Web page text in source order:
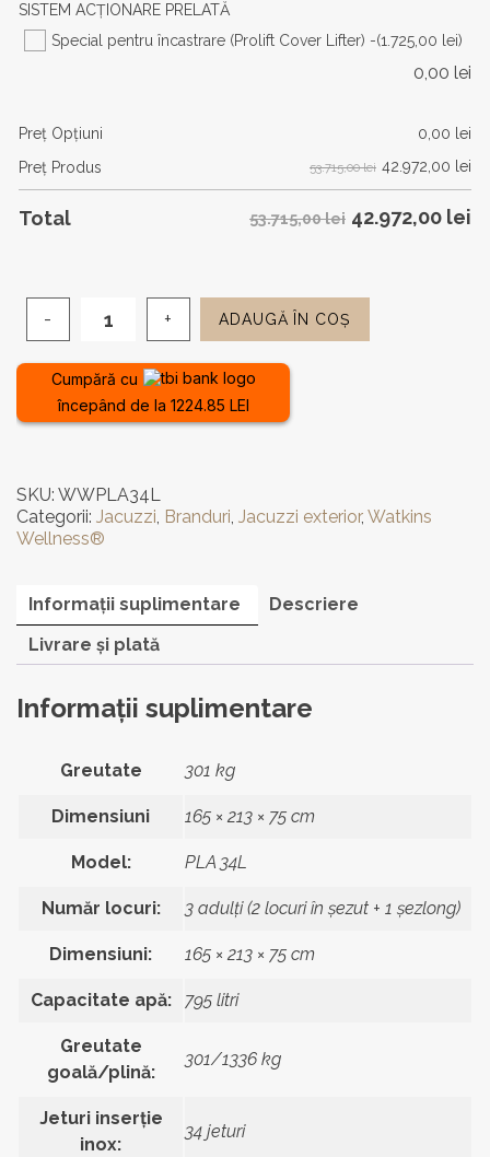
SISTEM ACȚIONARE PRELATĂ
Special pentru încastrare (Prolift Cover Lifter) -(1.725,00 lei)
0,00 lei
Preţ Opţiuni 0,00 lei
Preţ Produs
53.715,00 lei 42.972,00 lei
Total 53.715,00 lei 42.972,00 lei
de
PLA
locuri,
SUA
ADAUGĂ ÎN COȘ
Cumpără cu
începând de la 1224.85 LEI
SKU: WWPLA34L
Categorii: Jacuzzi, Branduri, Jacuzzi exterior, Watkins
Wellness®
Informații suplimentare
Descriere
Livrare și plată
Informații suplimentare
Greutate 301 kg
Dimensiuni 165 × 213 × 75 cm
Model: PLA 34L
Număr locuri: 3 adulți (2 locuri în șezut + 1 șezlong)
Dimensiuni: 165 × 213 × 75 cm
Capacitate apă: 795 litri
Greutate
goală/plină:
301/1336 kg
Jeturi inserție
inox:
34 jeturi